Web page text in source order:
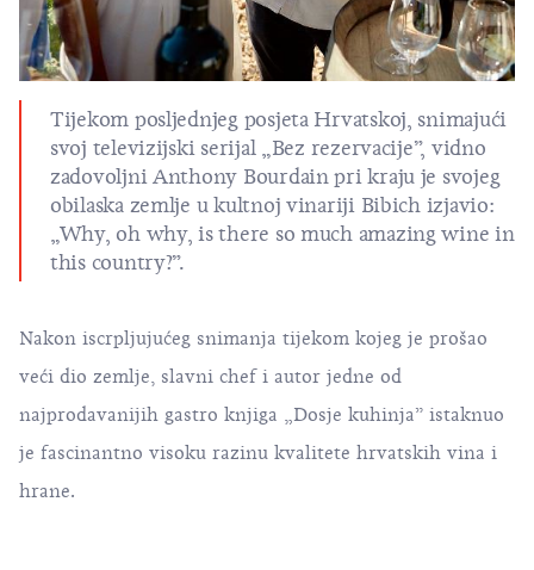
Tijekom posljednjeg posjeta Hrvatskoj, snimajući
svoj televizijski serijal „Bez rezervacije”, vidno
zadovoljni Anthony Bourdain pri kraju je svojeg
obilaska zemlje u kultnoj vinariji Bibich izjavio:
„Why, oh why, is there so much amazing wine in
this country?”.
Nakon iscrpljujućeg snimanja tijekom kojeg je prošao
veći dio zemlje, slavni chef i autor jedne od
najprodavanijih gastro knjiga „Dosje kuhinja” istaknuo
je fascinantno visoku razinu kvalitete hrvatskih vina i
hrane.